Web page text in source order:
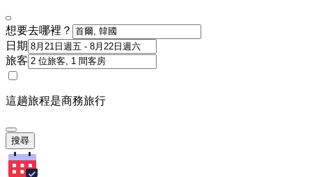
想要去哪裡？
日期
旅客
這趟旅程是商務旅行
搜尋